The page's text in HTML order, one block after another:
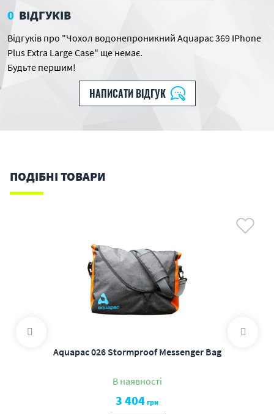
0 ВІДГУКІВ
Відгуків про "Чохол водонепроникний Aquapac 369 IPhone
Plus Extra Large Case" ще немає.
Будьте першим!
НАПИСАТИ ВІДГУК
ПОДІБНІ ТОВАРИ
Aquapac 026 Stormproof Messenger Bag
В наявності
3 404 грн